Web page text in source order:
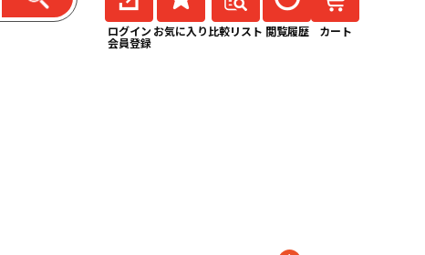
ログイン
会員登録
お気に入り 比較リスト 閲覧履歴 カート